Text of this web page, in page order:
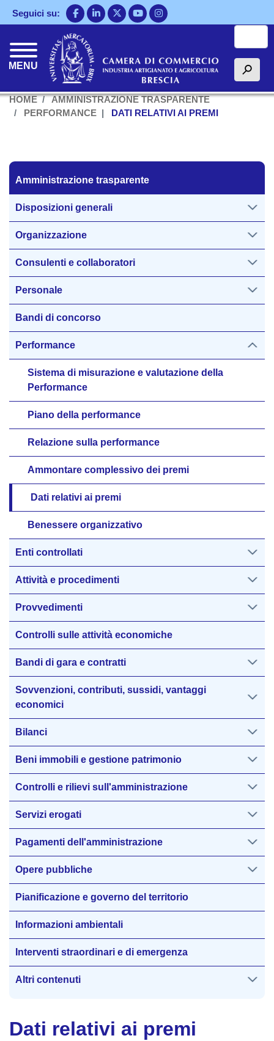
Salta
al
Seguici su:
MENU h
HOME
AMMINISTRAZIONE TRASPARENTE
PERFORMANCE
DATI RELATIVI AI PREMI
Dati relativi ai premi
Amministrazione trasparente
Amministrazione trasparente
Disposizioni generali
Organizzazione
Consulenti e collaboratori
Personale
Bandi di concorso
Performance
Sistema di misurazione e valutazione della
Performance
Piano della performance
Relazione sulla performance
Ammontare complessivo dei premi
Dati relativi ai premi
Benessere organizzativo
Enti controllati
Attività e procedimenti
Provvedimenti
Controlli sulle attività economiche
Bandi di gara e contratti
Sovvenzioni, contributi, sussidi, vantaggi
economici
Bilanci
Beni immobili e gestione patrimonio
Controlli e rilievi sull'amministrazione
Servizi erogati
Pagamenti dell'amministrazione
Opere pubbliche
Pianificazione e governo del territorio
Informazioni ambientali
Interventi straordinari e di emergenza
Altri contenuti